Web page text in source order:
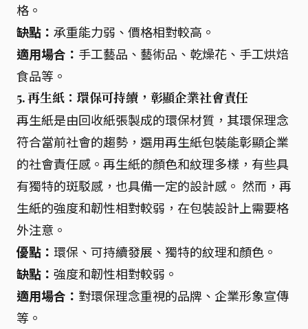
格。
缺點： 承重能力弱、價格相對較高。
適用場合： 手工藝品、藝術品、乾燥花、手工烘焙
食品等。
5. 再生紙：環保可持續，彰顯企業社會責任
再生紙是由回收紙張製成的環保材質，其環保理念
符合當前社會的趨勢，選用再生紙包裝能彰顯企業
的社會責任感。再生紙的顏色和紋理多樣，有些具
有獨特的斑駁感，也具備一定的設計感。 然而，再
生紙的強度和韌性相對較弱，在包裝設計上需要格
外注意。
優點： 環保、可持續發展、獨特的紋理和顏色。
缺點： 強度和韌性相對較弱。
適用場合： 對環保理念重視的品牌、企業形象宣傳
等。